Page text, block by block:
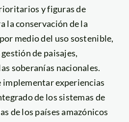
y figuras de
la conservación de la
medio del uso sostenible,
de paisajes,
soberanías nacionales.
experiencias
de los sistemas de
de los países amazónicos